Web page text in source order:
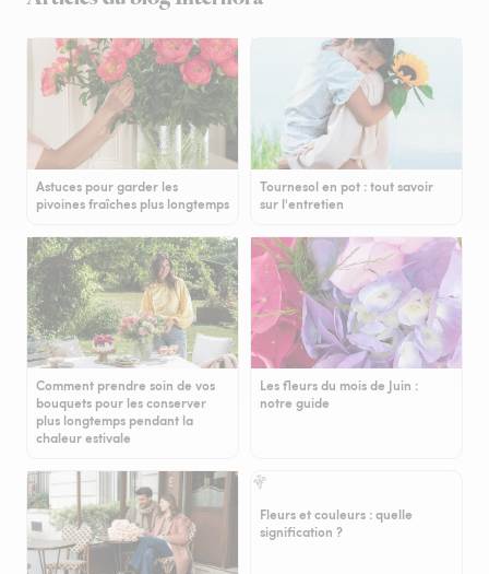
Astuces pour garder les
pivoines fraîches plus longtemps
Tournesol en pot : tout savoir
sur l'entretien
Comment prendre soin de vos
bouquets pour les conserver
plus longtemps pendant la
chaleur estivale
Les fleurs du mois de Juin :
notre guide
Fleurs et couleurs : quelle
signification ?